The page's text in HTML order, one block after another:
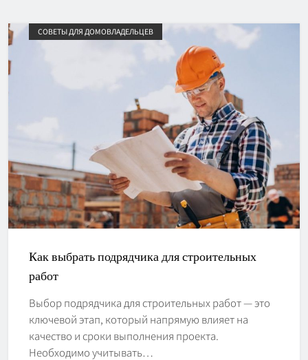
СОВЕТЫ ДЛЯ ДОМОВЛАДЕЛЬЦЕВ
Как выбрать подрядчика для строительных
работ
Выбор подрядчика для строительных работ — это
ключевой этап, который напрямую влияет на
качество и сроки выполнения проекта.
Необходимо учитывать…